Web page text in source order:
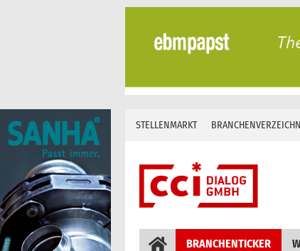
Skip
content
STELLENMARKT
BRANCHENTICKER